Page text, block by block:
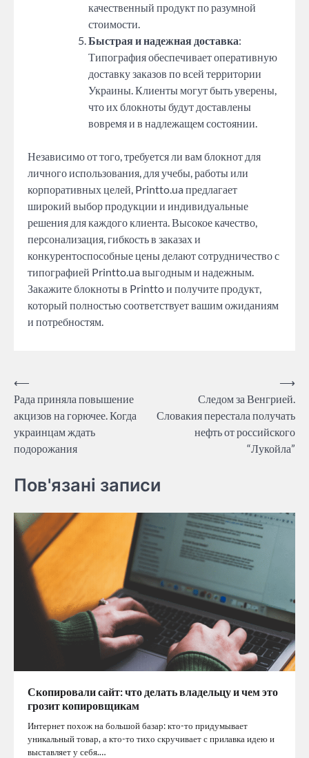
качественный продукт по разумной
стоимости.
Быстрая и надежная доставка:
Типография обеспечивает оперативную
доставку заказов по всей территории
Украины. Клиенты могут быть уверены,
что их блокноты будут доставлены
вовремя и в надлежащем состоянии.
Независимо от того, требуется ли вам блокнот для
личного использования, для учебы, работы или
корпоративных целей, Printto.ua предлагает
широкий выбор продукции и индивидуальные
решения для каждого клиента. Высокое качество,
персонализация, гибкость в заказах и
конкурентоспособные цены делают сотрудничество с
типографией Printto.ua выгодным и надежным.
Закажите блокноты в Printto и получите продукт,
который полностью соответствует вашим ожиданиям
и потребностям.
Post
navigation
⟵
Рада приняла повышение
акцизов на горючее. Когда
украинцам ждать
подорожания
Следом за Венгрией.
Словакия перестала получать
нефть от российского
“Лукойла”
⟶
Пов'язані записи
Скопировали сайт: что делать владельцу и чем это
грозит копировщикам
Интернет похож на большой базар: кто-то придумывает
уникальный товар, а кто-то тихо скручивает с прилавка идею и
выставляет у себя.…